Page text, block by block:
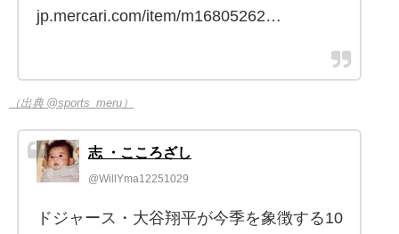
jp.mercari.com/item/m16805262…
（出典 @sports_meru）
志 ・こころざし
@WillYma12251029
ドジャース・大谷翔平が今季を象徴する10